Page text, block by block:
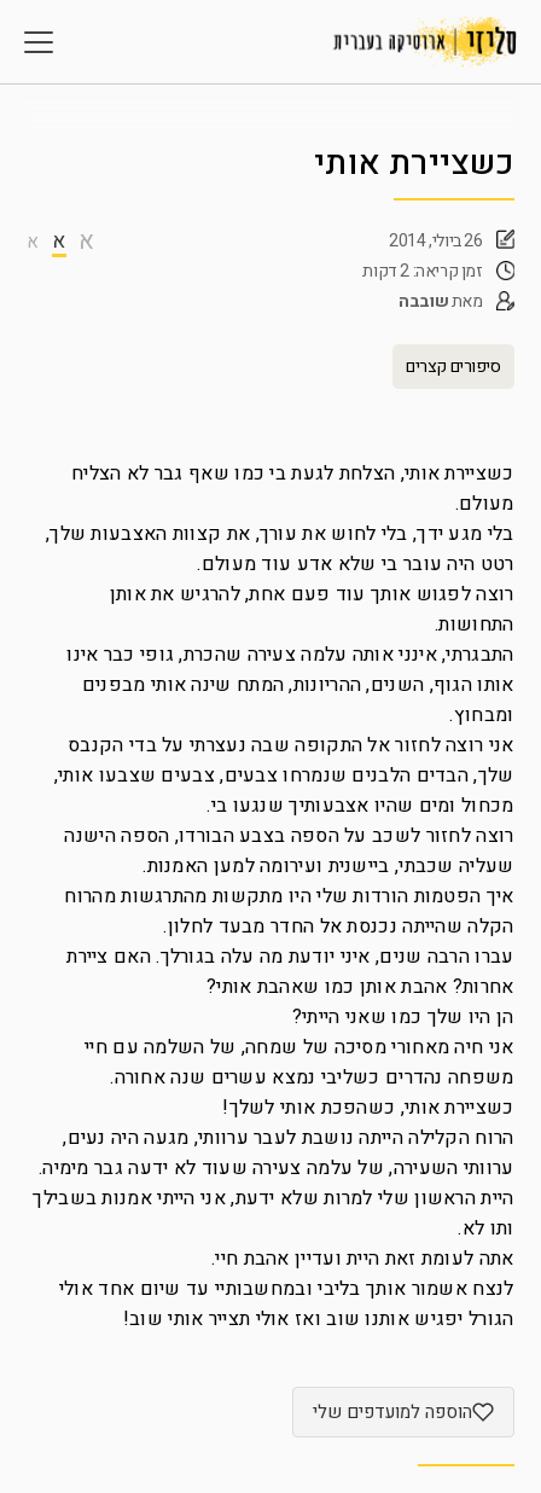
כשציירת אותי
א א א
26 ביולי, 2014
זמן קריאה: 2 דקות
מאתשובבה
סיפורים קצרים
כשציירת אותי, הצלחת לגעת בי כמו שאף גבר לא הצליח
מעולם.
בלי מגע ידך, בלי לחוש את עורך, את קצוות האצבעות שלך,
רטט היה עובר בי שלא אדע עוד מעולם.
רוצה לפגוש אותך עוד פעם אחת, להרגיש את אותן
התחושות.
התבגרתי, אינני אותה עלמה צעירה שהכרת, גופי כבר אינו
אותו הגוף, השנים, ההריונות, המתח שינה אותי מבפנים
ומבחוץ.
אני רוצה לחזור אל התקופה שבה נעצרתי על בדי הקנבס
שלך, הבדים הלבנים שנמרחו צבעים, צבעים שצבעו אותי,
מכחול ומים שהיו אצבעותיך שנגעו בי.
רוצה לחזור לשכב על הספה בצבע הבורדו, הספה הישנה
שעליה שכבתי, ביישנית ועירומה למען האמנות.
איך הפטמות הורדות שלי היו מתקשות מהתרגשות מהרוח
הקלה שהייתה נכנסת אל החדר מבעד לחלון.
עברו הרבה שנים, איני יודעת מה עלה בגורלך. האם ציירת
אחרות? אהבת אותן כמו שאהבת אותי?
הן היו שלך כמו שאני הייתי?
אני חיה מאחורי מסיכה של שמחה, של השלמה עם חיי
משפחה נהדרים כשליבי נמצא עשרים שנה אחורה.
כשציירת אותי, כשהפכת אותי לשלך!
הרוח הקלילה הייתה נושבת לעבר ערוותי, מגעה היה נעים,
ערוותי השעירה, של עלמה צעירה שעוד לא ידעה גבר מימיה.
היית הראשון שלי למרות שלא ידעת, אני הייתי אמנות בשבילך
ותו לא.
אתה לעומת זאת היית ועדיין אהבת חיי.
לנצח אשמור אותך בליבי ובמחשבותיי עד שיום אחד אולי
הגורל יפגיש אותנו שוב ואז אולי תצייר אותי שוב!
הוספה למועדפים שלי